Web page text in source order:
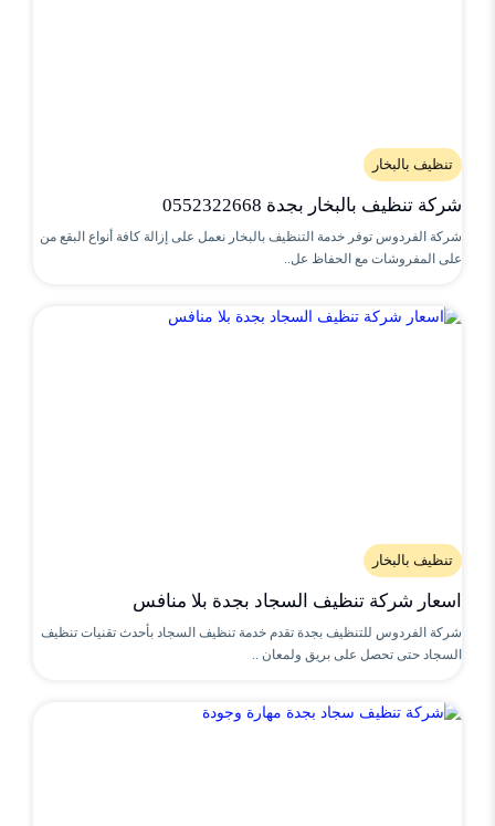
تنظيف بالبخار
شركة تنظيف بالبخار بجدة 0552322668
شركة الفردوس توفر خدمة التنظيف بالبخار نعمل على إزالة كافة أنواع البقع من
على المفروشات مع الحفاظ عل..
تنظيف بالبخار
اسعار شركة تنظيف السجاد بجدة بلا منافس
شركة الفردوس للتنظيف بجدة تقدم خدمة تنظيف السجاد بأحدث تقنيات تنظيف
السجاد حتى تحصل على بريق ولمعان ..